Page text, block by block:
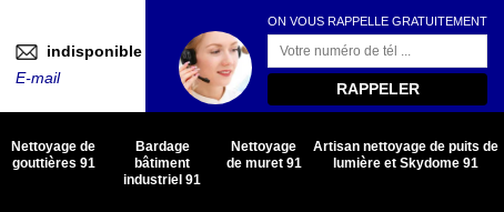
indisponible
E-mail
ON VOUS RAPPELLE GRATUITEMENT
Nettoyage de
gouttières 91
Bardage
bâtiment
industriel 91
Nettoyage
de muret 91
Artisan nettoyage de puits de
lumière et Skydome 91